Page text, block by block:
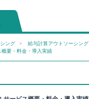
ング
給与計算アウトソーシング
要・料金・導入実績